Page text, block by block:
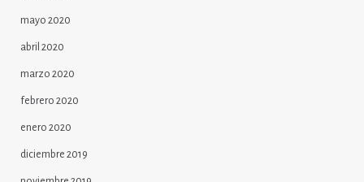
mayo 2020
abril 2020
marzo 2020
febrero 2020
enero 2020
diciembre 2019